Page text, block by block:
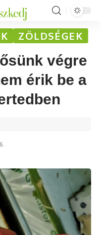
ZÖLDSÉGEK
végre
érik be a